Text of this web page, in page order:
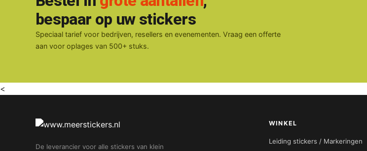
bespaar op uw stickers
Speciaal tarief voor bedrijven, resellers en evenementen. Vraag een offerte
aan voor oplages van 500+ stuks.
<
De leverancier voor alle stickers van klein
WINKEL
Leiding stickers / Markeringen